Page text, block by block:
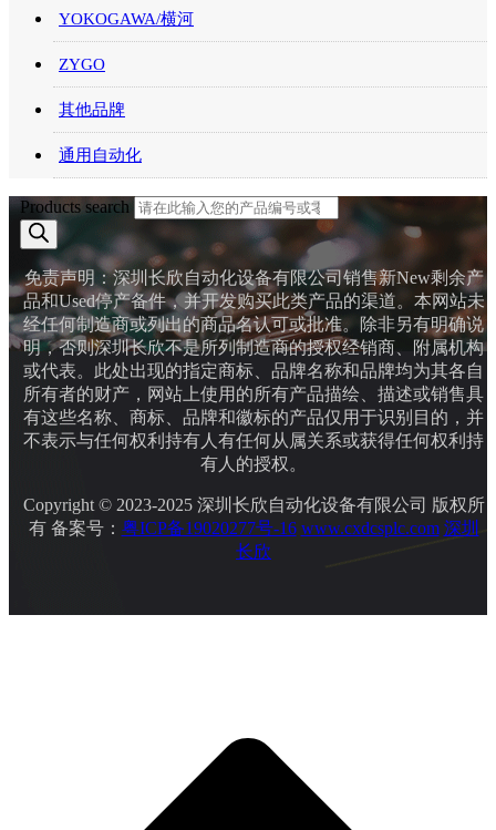
YOKOGAWA/横河
ZYGO
其他品牌
通用自动化
Products search
免责声明：深圳长欣自动化设备有限公司销售新New剩余产
品和Used停产备件，并开发购买此类产品的渠道。本网站未
经任何制造商或列出的商品名认可或批准。除非另有明确说
明，否则深圳长欣不是所列制造商的授权经销商、附属机构
或代表。此处出现的指定商标、品牌名称和品牌均为其各自
所有者的财产，网站上使用的所有产品描绘、描述或销售具
有这些名称、商标、品牌和徽标的产品仅用于识别目的，并
不表示与任何权利持有人有任何从属关系或获得任何权利持
有人的授权。
Copyright © 2023-2025 深圳长欣自动化设备有限公司 版权所
有 备案号： 粤ICP备19020277号-16 www.cxdcsplc.com 深圳
长欣